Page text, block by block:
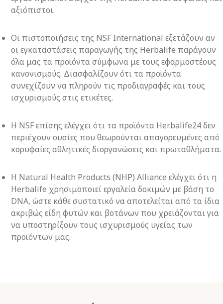
αξιόπιστοι.
Οι πιστοποιήσεις της NSF International εξετάζουν αν
οι εγκαταστάσεις παραγωγής της Herbalife παράγουν
όλα μας τα προϊόντα σύμφωνα με τους εφαρμοστέους
κανονισμούς. Διασφαλίζουν ότι τα προϊόντα
συνεχίζουν να πληρούν τις προδιαγραφές και τους
ισχυρισμούς στις ετικέτες.
Η NSF επίσης ελέγχει ότι τα προϊόντα Herbalife24 δεν
περιέχουν ουσίες που θεωρούνται απαγορευμένες από
κορυφαίες αθλητικές διοργανώσεις και πρωταθλήματα.
Η Natural Health Products (NHP) Alliance ελέγχει ότι η
Herbalife χρησιμοποιεί εργαλεία δοκιμών με βάση το
DNA, ώστε κάθε συστατικό να αποτελείται από τα ίδια
ακριβώς είδη φυτών και βοτάνων που χρειάζονται για
να υποστηρίξουν τους ισχυρισμούς υγείας των
προϊόντων μας.